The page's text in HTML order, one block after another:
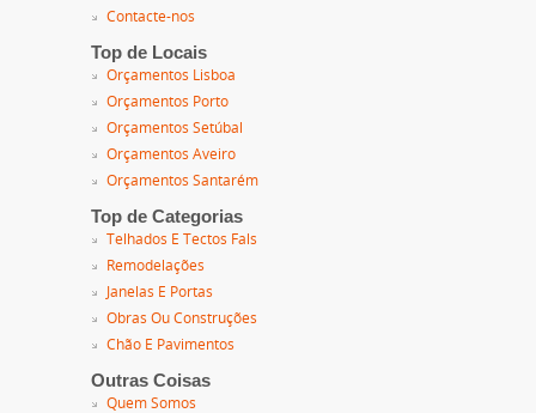
Contacte-nos
Top de Locais
Orçamentos Lisboa
Orçamentos Porto
Orçamentos Setúbal
Orçamentos Aveiro
Orçamentos Santarém
Top de Categorias
Telhados E Tectos Fals
Remodelações
Janelas E Portas
Obras Ou Construções
Chão E Pavimentos
Outras Coisas
Quem Somos